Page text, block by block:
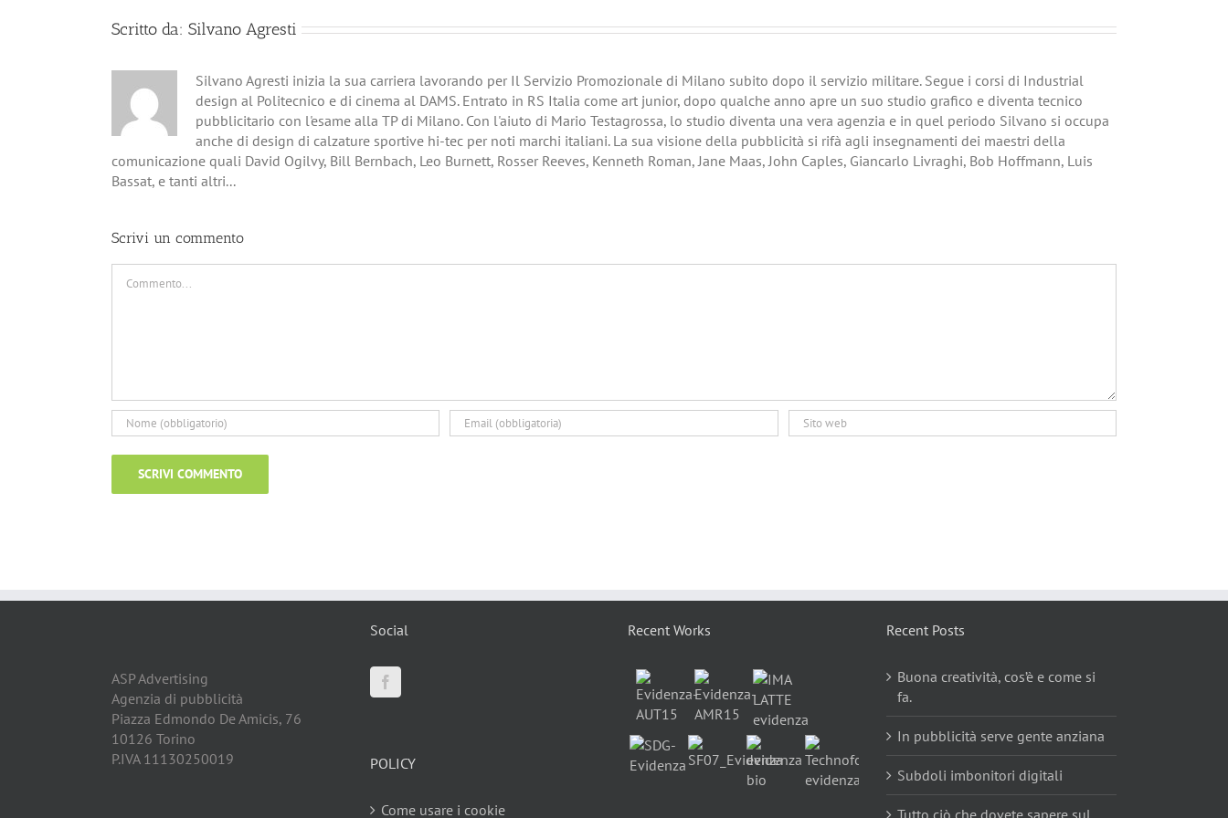
Scritto da: Silvano Agresti
Silvano Agresti inizia la sua carriera lavorando per Il Servizio Promozionale di Milano subito dopo il servizio militare. Segue i corsi di Industrial
design al Politecnico e di cinema al DAMS. Entrato in RS Italia come art junior, dopo qualche anno apre un suo studio grafico e diventa tecnico
pubblicitario con l'esame alla TP di Milano. Con l'aiuto di Mario Testagrossa, lo studio diventa una vera agenzia e in quel periodo Silvano si occupa
anche di design di calzature sportive hi-tec per noti marchi italiani. La sua visione della pubblicità si rifà agli insegnamenti dei maestri della
comunicazione quali David Ogilvy, Bill Bernbach, Leo Burnett, Rosser Reeves, Kenneth Roman, Jane Maas, John Caples, Giancarlo Livraghi, Bob Hoffmann, Luis
Bassat, e tanti altri...
Scrivi un commento
ASP Advertising
Agenzia di pubblicità
Piazza Edmondo De Amicis, 76
10126 Torino
P.IVA 11130250019
Social
POLICY
Come usare i cookie
Recent Works Recent Posts
Buona creatività, cos’è e come si
fa.
In pubblicità serve gente anziana
Subdoli imbonitori digitali
Tutto ciò che dovete sapere sul